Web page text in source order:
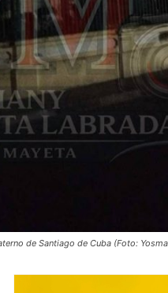
de Santiago de Cuba (Foto: